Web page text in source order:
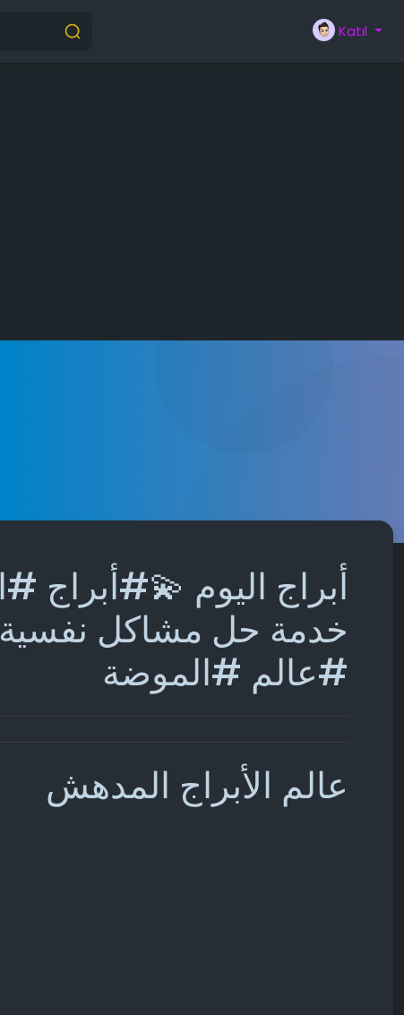
Katıl
أبراج اليوم 💫#أبراج
خدمة حل مشاكل
#عالم #الموضة
عالم الأبراج المدهش